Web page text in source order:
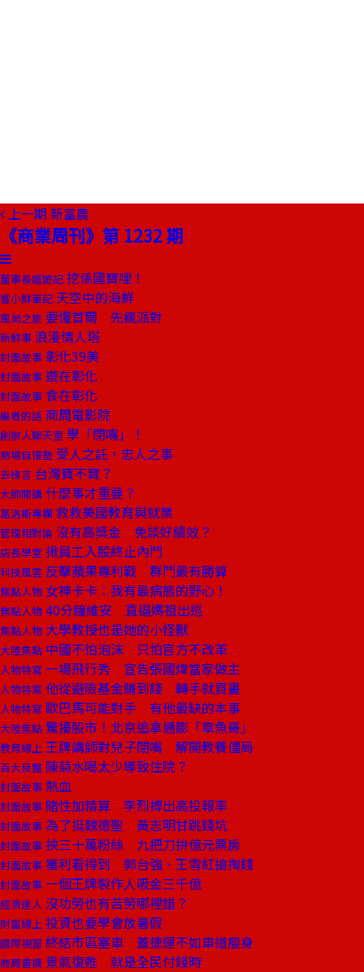
上一期 新富農
《商業周刊》第 1232 期
董事長嬉遊記 挖係國寶哩！
嘗小鮮筆記 天空中的海鮮
風尚之旅 要懂首爾 先瘋派對
新鮮事 浪漫情人塔
封面故事 彰化39美
封面故事 遊在彰化
封面故事 食在彰化
編者的話 商周電影院
創辦人聊天室 學「閉嘴」！
商場自慢塾 受人之託，忠人之事
去梯言 台灣寶不寶？
大師開講 什麼事才重要？
葛洛斯專欄 救救美國教育與就業
管理相對論 沒有高獎金 免談好績效？
店長學堂 揪員工入股終止內鬥
科技風雲 反擊蘋果專利戰 群鬥最有勝算
焦點人物 女神卡卡：我有最病態的野心！
焦點人物 40分鐘維安 直逼媽祖出巡
焦點人物 大學教授也是她的小怪獸
大陸焦點 中國不怕泡沫 只怕官方不改革
人物特寫 一場飛行秀 宣告張國煒當家做主
人物特寫 他從避險基金賺到錢 轉手就買畫
人物特寫 歐巴馬可能對手 有他最缺的本事
大陸焦點 驚擾股市！北京追拿通膨「章魚哥」
教育線上 王牌講師對兒子閉嘴 解開教養僵局
百大良醫 陳菊水喝太少導致住院？
封面故事 熱血
封面故事 賭性加精算 李烈搏出高投報率
封面故事 為了挺魏德聖 黃志明甘跳錢坑
封面故事 挾三十萬粉絲 九把刀拚億元票房
封面故事 獲利看得到 郭台強、王雪紅搶掏錢
封面故事 一個王牌製作人吸金三千億
經濟達人 沒功勞也有苦勞哪裡錯？
財富線上 投資也要學會放暑假
國際視窗 終結市區塞車 蓋捷運不如車道瘦身
商周書摘 景氣復甦 就是全民付錢時